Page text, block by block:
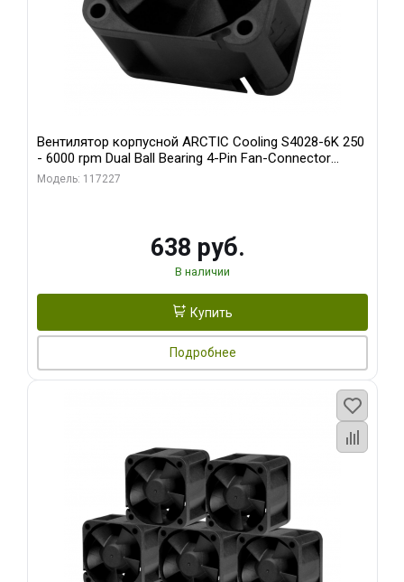
Вентилятор корпусной ARCTIC Cooling S4028-6K 250
- 6000 rpm Dual Ball Bearing 4-Pin Fan-Connector
(ACFAN00185A)
Модель: 117227
638 руб.
В наличии
Купить
Подробнее